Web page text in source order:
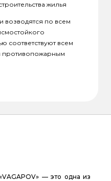
жилья
по всем
соответствуют всем
противопожарным
— это одна из